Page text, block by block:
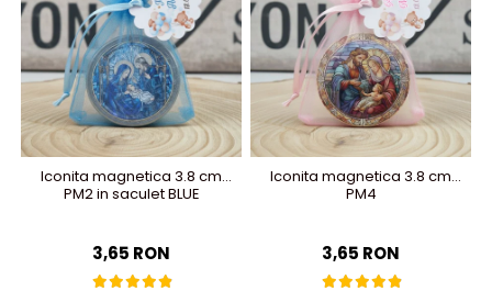
Iconita magnetica 3.8 cm
PM2 in saculet BLUE
3,65 RON
Iconita magnetica 3.8 cm
PM4
3,65 RON